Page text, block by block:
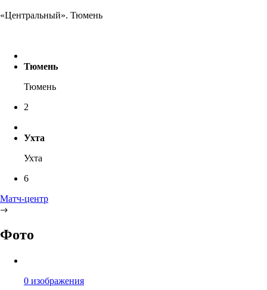
«Центральный». Тюмень
Тюмень
Тюмень
2
Ухта
Ухта
6
Матч-центр
Фото
0 изображения